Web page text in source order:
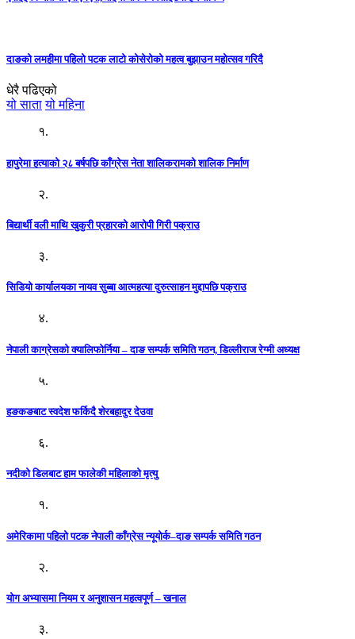
दाङको लमहीमा पहिलो पटक लाटो कोसेरोको महत्व बुझाउन महोत्सव गरिदै
धेरै पढिएको
यो साता यो महिना
१.
हापुरेमा हत्याको २८ बर्षपछि काँग्रेस नेता शालिकरामको शालिक निर्माण
२.
बिद्यार्थी वली माथि खुकुरी प्रहारको आरोपी गिरी पक्राउ
३.
सिडियो कार्यालयका नायव सुब्बा आत्महत्या दुरुत्साहन मुद्दापछि पक्राउ
४.
नेपाली काग्रेसको क्यालिफोर्निया – दाङ सम्पर्क समिति गठन, डिल्लीराज रेग्मी अध्यक्ष
५.
हङकङबाट स्वदेश फर्किदै शेरबहादुर देउवा
६.
नदीको डिलबाट हाम फालेकी महिलाको मृत्यु
१.
अमेरिकामा पहिलो पटक नेपाली काँग्रेस न्यूयोर्क–दाङ सम्पर्क समिति गठन
२.
योग अभ्यासमा नियम र अनुशासन महत्वपूर्ण – खनाल
३.